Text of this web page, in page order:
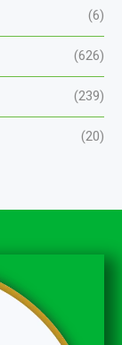
(6)
(626)
(239)
(20)